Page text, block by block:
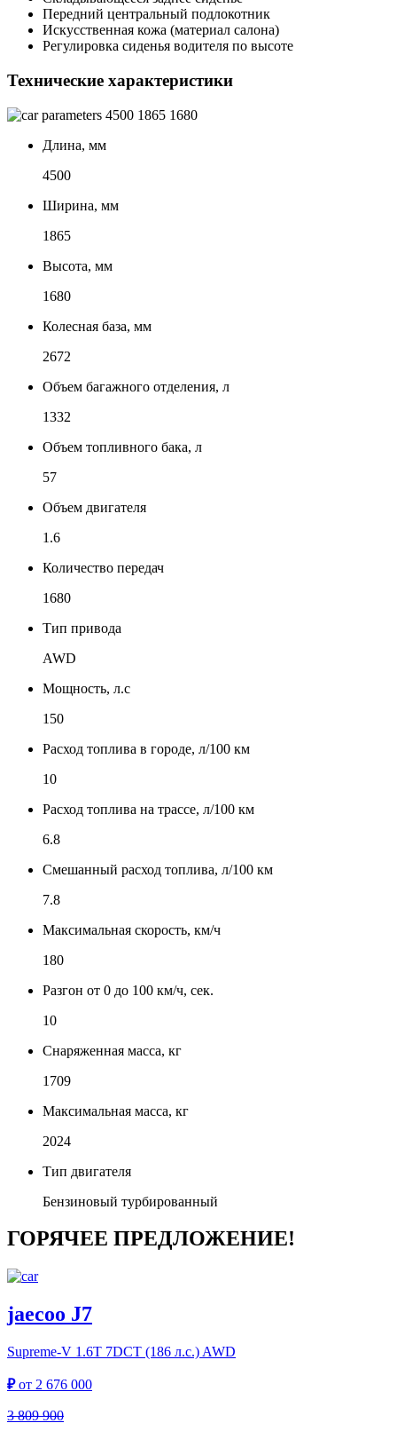
Передний центральный подлокотник
Искусственная кожа (материал салона)
Регулировка сиденья водителя по высоте
Технические характеристики
4500 1865 1680
Длина, мм
4500
Ширина, мм
1865
Высота, мм
1680
Колесная база, мм
2672
Объем багажного отделения, л
1332
Объем топливного бака, л
57
Объем двигателя
1.6
Количество передач
1680
Тип привода
AWD
Мощность, л.с
150
Расход топлива в городе, л/100 км
10
Расход топлива на трассе, л/100 км
6.8
Смешанный расход топлива, л/100 км
7.8
Максимальная скорость, км/ч
180
Разгон от 0 до 100 км/ч, сек.
10
Снаряженная масса, кг
1709
Максимальная масса, кг
2024
Тип двигателя
Бензиновый турбированный
ГОРЯЧЕЕ ПРЕДЛОЖЕНИЕ!
jaecoo J7
Supreme-V 1.6T 7DCT (186 л.с.) AWD
₽от 2 676 000
3 809 900